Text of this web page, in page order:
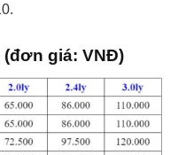
(đơn giá: VNĐ)